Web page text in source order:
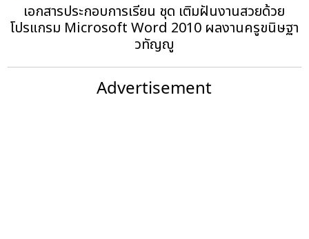
เอกสารประกอบการเรียน ชุด เติมฝันงานสวยด้วย
โปรแกรม Microsoft Word 2010 ผลงานครูขนิษฐา
วทัญญู
Advertisement